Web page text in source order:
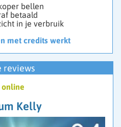
bellen
betaald
in je verbruik
met credits werkt
reviews
online
Kelly